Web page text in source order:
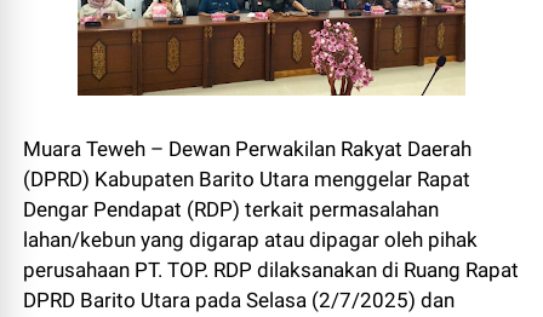
Muara Teweh – Dewan Perwakilan Rakyat Daerah
(DPRD) Kabupaten Barito Utara menggelar Rapat
Dengar Pendapat (RDP) terkait permasalahan
lahan/kebun yang digarap atau dipagar oleh pihak
perusahaan PT. TOP. RDP dilaksanakan di Ruang Rapat
DPRD Barito Utara pada Selasa (2/7/2025) dan